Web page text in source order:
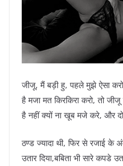
जीजू, मैं बड़ी हु, पहले मुझे ऐसा
है मजा मत किरकिरा करो, तो
है नहीं क्यों ना खूब मजे करे, और
ठण्ड ज्यादा थी, फिर से रजाई के
उतार दिया,बबिता भी सारे कपडे